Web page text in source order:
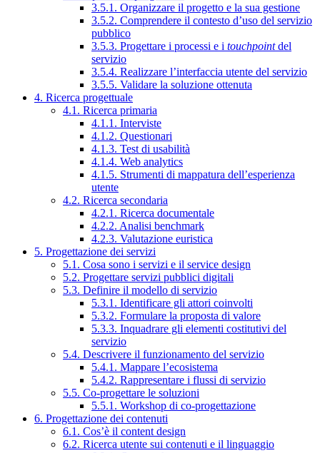
3.5.1. Organizzare il progetto e la sua gestione
3.5.2. Comprendere il contesto d’uso del servizio
pubblico
3.5.3. Progettare i processi e i touchpointdel
servizio
3.5.4. Realizzare l’interfaccia utente del servizio
3.5.5. Validare la soluzione ottenuta
4. Ricerca progettuale
4.1. Ricerca primaria
4.1.1. Interviste
4.1.2. Questionari
4.1.3. Test di usabilità
4.1.4. Web analytics
4.1.5. Strumenti di mappatura dell’esperienza
utente
4.2. Ricerca secondaria
4.2.1. Ricerca documentale
4.2.2. Analisi benchmark
4.2.3. Valutazione euristica
5. Progettazione dei servizi
5.1. Cosa sono i servizi e il service design
5.2. Progettare servizi pubblici digitali
5.3. Definire il modello di servizio
5.3.1. Identificare gli attori coinvolti
5.3.2. Formulare la proposta di valore
5.3.3. Inquadrare gli elementi costitutivi del
servizio
5.4. Descrivere il funzionamento del servizio
5.4.1. Mappare l’ecosistema
5.4.2. Rappresentare i flussi di servizio
5.5. Co-progettare le soluzioni
5.5.1. Workshop di co-progettazione
6. Progettazione dei contenuti
6.1. Cos’è il content design
6.2. Ricerca utente sui contenuti e il linguaggio